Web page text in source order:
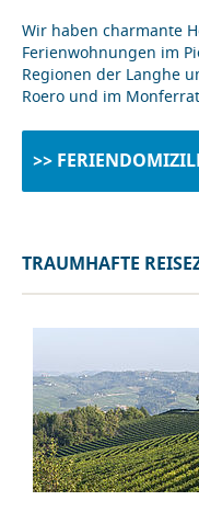
Wir haben charmante
Ferienwohnungen im
Regionen der Langhe
Roero und im
>>
TRAUMHAFTE